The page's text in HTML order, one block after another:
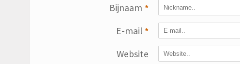
Bijnaam *
E-mail *
Website